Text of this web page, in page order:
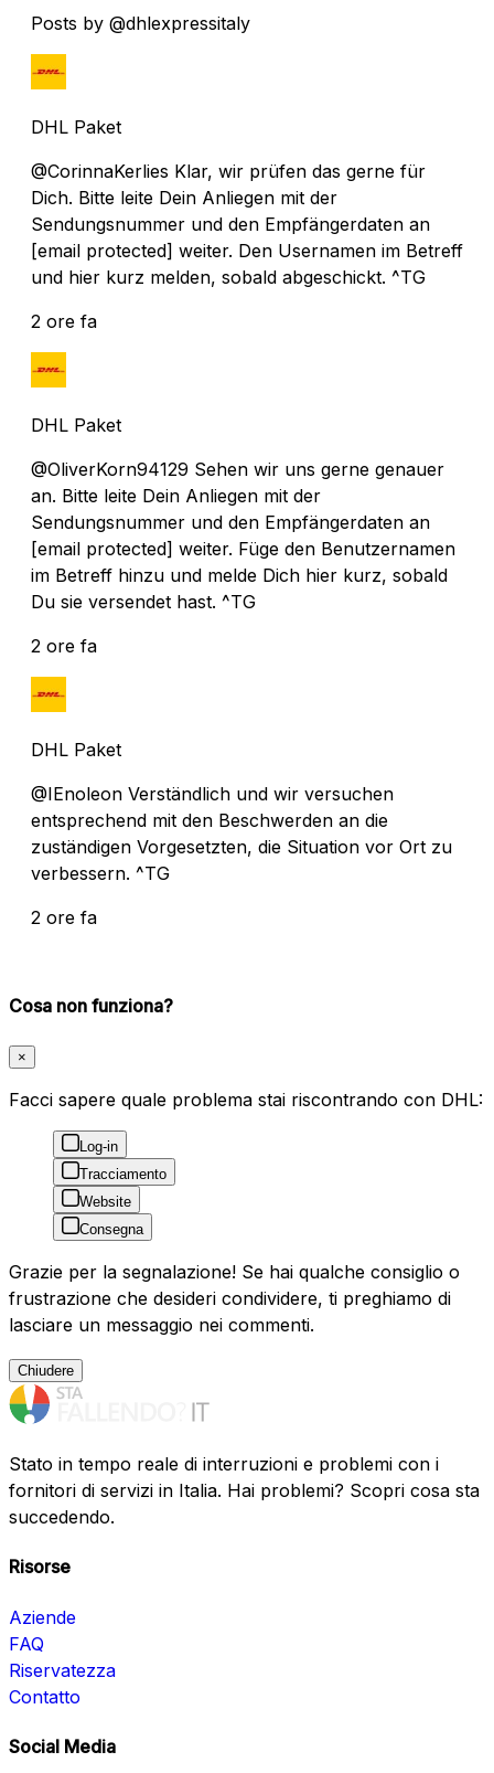
Posts by @dhlexpressitaly
DHL Paket
@CorinnaKerlies Klar, wir prüfen das gerne für
Dich. Bitte leite Dein Anliegen mit der
Sendungsnummer und den Empfängerdaten an
[email protected] weiter. Den Usernamen im Betreff
und hier kurz melden, sobald abgeschickt. ^TG
2 ore fa
DHL Paket
@OliverKorn94129 Sehen wir uns gerne genauer
an. Bitte leite Dein Anliegen mit der
Sendungsnummer und den Empfängerdaten an
[email protected] weiter. Füge den Benutzernamen
im Betreff hinzu und melde Dich hier kurz, sobald
Du sie versendet hast. ^TG
2 ore fa
DHL Paket
@IEnoleon Verständlich und wir versuchen
entsprechend mit den Beschwerden an die
zuständigen Vorgesetzten, die Situation vor Ort zu
verbessern. ^TG
2 ore fa
Cosa non funziona?
×
Facci sapere quale problema stai riscontrando con DHL:
Log-in
Tracciamento
Website
Consegna
Grazie per la segnalazione! Se hai qualche consiglio o
frustrazione che desideri condividere, ti preghiamo di
lasciare un messaggio nei commenti.
Chiudere
Stato in tempo reale di interruzioni e problemi con i
fornitori di servizi in Italia. Hai problemi? Scopri cosa sta
succedendo.
Risorse
Aziende
FAQ
Riservatezza
Contatto
Social Media